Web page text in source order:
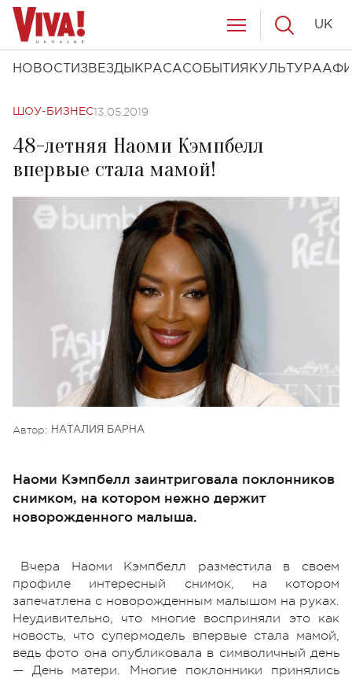
НОВОСТИ ЗВЕЗДЫ КРАСАСОБЫТИЯ КУЛЬТУРА
UK
ШОУ-БИЗНЕС13.05.2019
48-летняя Наоми Кэмпбелл
впервые стала мамой!
Автор: НАТАЛИЯ БАРНА
Наоми Кэмпбелл заинтриговала поклонников
снимком, на котором нежно держит
новорожденного малыша.
Вчера Наоми Кэмпбелл разместила в своем
профиле интересный снимок, на котором
запечатлена с новорожденным малышом на руках.
Неудивительно, что многие восприняли это как
новость, что супермодель впервые стала мамой,
ведь фото она опубликовала в символичный день
— День матери. Многие поклонники принялись